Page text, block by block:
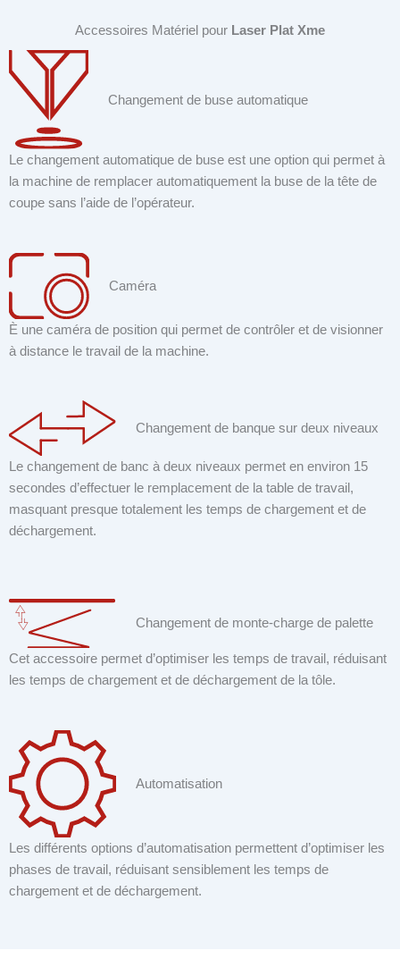
Accessoires Matériel pour Laser Plat Xme
Changement de buse automatique
Le changement automatique de buse est une option qui permet à
la machine de remplacer automatiquement la buse de la tête de
coupe sans l’aide de l’opérateur.
Caméra
È une caméra de position qui permet de contrôler et de visionner
à distance le travail de la machine.
Changement de banque sur deux niveaux
Le changement de banc à deux niveaux permet en environ 15
secondes d’effectuer le remplacement de la table de travail,
masquant presque totalement les temps de chargement et de
déchargement.
Changement de monte-charge de palette
Cet accessoire permet d’optimiser les temps de travail, réduisant
les temps de chargement et de déchargement de la tôle.
Automatisation
Les différents options d’automatisation permettent d’optimiser les
phases de travail, réduisant sensiblement les temps de
chargement et de déchargement.